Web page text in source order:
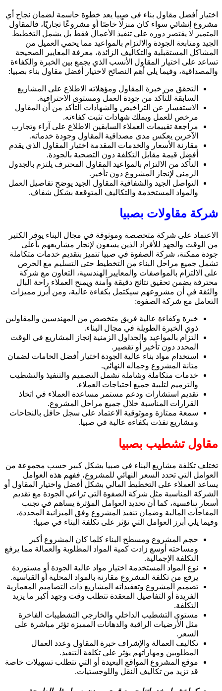
اختيار أفضل مقاول بناء في صبيا يعد خطوة حاسمة لضمان نجاح أي
مشروع إنشائي سواء كان منزلًا خاصًا أو مشروعًا تجاريًا، فالمقاول
المتميز لا يقتصر دوره على تنفيذ الأعمال فقط بل يشمل التخطيط
الجيد ومتابعة الجودة والالتزام بالمواعيد مما يحمي العميل من
المشاكل المستقبلية والتكاليف الزائدة، معرفة المعايير الصحيحة
تساعد على اختيار المقاول الأنسب الذي يجمع بين الخبرة والكفاءة
والمصداقية، وفيما يلي أهم النصائح لاختيار أفضل مقاول بناء بصبيا:
التحقق من خبرة المقاول ومؤهلاته الاطلاع على المشاريع
السابقة للتأكد من جودة العمل ومستوى الاحترافية.
الاستفسار عن التراخيص والشهادات التأكد من أن المقاول
مرخص للعمل ويملك شهادات تثبت كفاءته.
مراجعة تقييمات العملاء السابقين الاطلاع على آراء وتجارب
الآخرين يعكس مدى مصداقية المقاول وجودة خدماته.
مقارنة الأسعار والخدمات المقدمة اختيار المقاول الذي يقدم
أفضل قيمة مقابل التكلفة دون التضحية بالجودة.
التأكد من الالتزام بالمواعيد المقاول المحترف يلتزم بالجدول
الزمني لإنجاز المشروع دون تأخير.
التواصل الجيد والشفافية المقاول الجيد يوضح تفاصيل العمل
والمواد المستخدمة والتكاليف المتوقعة بشكل شفاف.
شركة مقاولات بصبيا
الاعتماد على شركة متخصصة وموثوقة في مجال البناء يوفر الكثير
من الوقت والجهد للأفراد الذين يسعون لإنجاز مشاريعهم بأعلى
جودة ممكنة، شركة الصفوة في صبيا تتميز بتقديم خدمات متكاملة
تشمل جميع مراحل البناء من التخطيط حتى التسليم مع الحرص
على الالتزام بالمواصفات والمعايير الهندسية، التعاون مع شركة
محترفة يضمن تحقيق نتائج دقيقة وآمنة ويمنح العملاء راحة البال
والثقة في أن مشروعهم سيكتمل بكفاءة عالية، ومن أبرز مميزات
التعامل مع شركة الصفوة:
خبرة وكفاءة عالية فريق متخصص من المهندسين والمقاولين
ذوي الخبرة الطويلة في مجال البناء.
التزام بالمواعيد والجداول الزمنية إنجاز المشاريع في الوقت
المحدد دون تأخير أو تقصير.
استخدام مواد بناء عالية الجودة اختيار أفضل الخامات لضمان
متانة المشروع وجماله النهائي.
خدمات متكاملة وشاملة تشمل التصميم والتنفيذ والتشطيب
والترميم لتلبية جميع احتياجات العملاء.
تقديم استشارات ودعم مستمر مساعدة العملاء في اتخاذ
القرارات المناسبة خلال جميع مراحل المشروع.
سمعة ممتازة وموثوقية الاعتماد على سجل حافل بالنجاحات
ومشاريع نفذت بكفاءة عالية في صبيا.
مقاول تشطيب بصبيا
تختلف تكلفة مشاريع البناء في صبيا بشكل كبير حسب مجموعة من
العوامل التي تحدد السعر النهائي للمشروع، ففهم هذه العوامل
يساعد العملاء على التخطيط المالي بشكل أفضل واختيار المقاول أو
الشركة المناسبة مثل شركة الصفوة التي تراعي الجودة مع تقديم
أسعار تنافسية، كما أن تحديد العوامل المؤثرة يساهم في تجنب
المفاجآت المالية وضمان تنفيذ المشروع وفق الميزانية المحددة،
وفيما يلي أبرز العوامل التي تؤثر على تكلفة البناء في صبيا:
حجم المشروع ومسطح البناء كلما كان المشروع أكبر
ومساحته أوسع زادت كمية المواد المطلوبة والعمالة مما يرفع
التكلفة الإجمالية.
نوع المواد المستخدمة اختيار مواد عالية الجودة أو مستوردة
يرفع من تكلفة المشروع مقارنة بالمواد المحلية أو القياسية.
تصميم المشروع وتعقيداته المشاريع ذات التصاميم المعمارية
الفريدة أو التفاصيل المعقدة تتطلب وقت وجهد أكبر ما يزيد
التكلفة.
مستوى التشطيب الداخلي والخارجي التشطيبات الفاخرة
مثل الأرضيات الراقية والدهانات المميزة تؤثر مباشرة على
السعر.
تكاليف العمالة والإشراف خبرة المقاول وعدد العمال
المطلوبين ومهاراتهم يؤثر على تكلفة التنفيذ.
موقع المشروع المواقع البعيدة أو التي تتطلب تسهيلات خاصة
قد تزيد من تكاليف النقل واللوجستيات.